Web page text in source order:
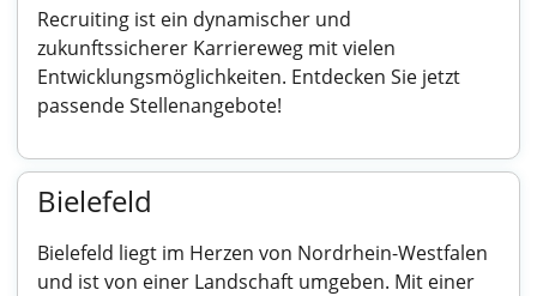
Recruiting ist ein dynamischer und
zukunftssicherer Karriereweg mit vielen
Entwicklungsmöglichkeiten. Entdecken Sie jetzt
passende Stellenangebote!
Bielefeld
Bielefeld liegt im Herzen von Nordrhein-Westfalen
und ist von einer Landschaft umgeben. Mit einer